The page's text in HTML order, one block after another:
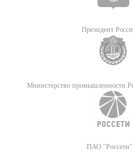
Президент
Министерство промышленности
ПАО "Россети"